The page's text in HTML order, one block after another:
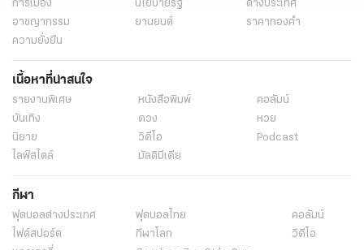
การเมือง
นโยบายรัฐ
ต่างประเทศ
อาชญากรรม
ยานยนต์
ราคาทองคำ
ความยั่งยืน
เนื้อหาที่น่าสนใจ
รายงานพิเศษ หนังสือพิมพ์
คอลัมน์
บันเทิง
ดวง
หวย
นิยาย
วิดีโอ
Podcast
ไลฟ์สไตล์
มัลติมีเดีย
กีฬา
ฟุตบอลต่่างประเทศ ฟุตบอลไทย
คอลัมน์
ไฟต์สปอร์ต
กีฬาโลก
วิดีโอ